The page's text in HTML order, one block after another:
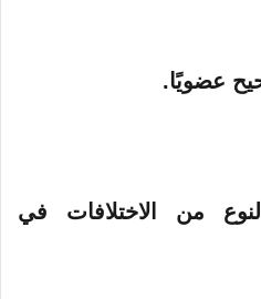
عضويًا.
من الاختلافات في